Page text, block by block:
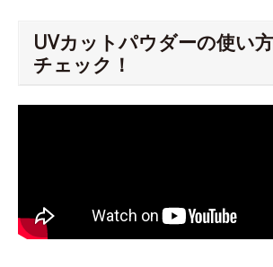
UVカットパウダーの使い
チェック！